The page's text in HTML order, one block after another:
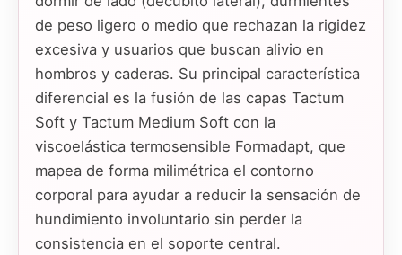
de peso ligero o medio que rechazan la rigidez
excesiva y usuarios que buscan alivio en
hombros y caderas. Su principal característica
diferencial es la fusión de las capas Tactum
Soft y Tactum Medium Soft con la
viscoelástica termosensible Formadapt, que
mapea de forma milimétrica el contorno
corporal para ayudar a reducir la sensación de
hundimiento involuntario sin perder la
consistencia en el soporte central.